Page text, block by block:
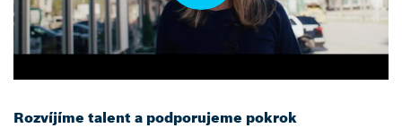
Rozvíjíme talent a podporujeme pokrok